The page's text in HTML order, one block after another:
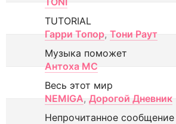
TUTORIAL
Гарри Топор, Тони Раут
Музыка поможет
Антоха МС
Весь этот мир
NEMIGA, Дорогой Дневник
Непрочитанное сообщение